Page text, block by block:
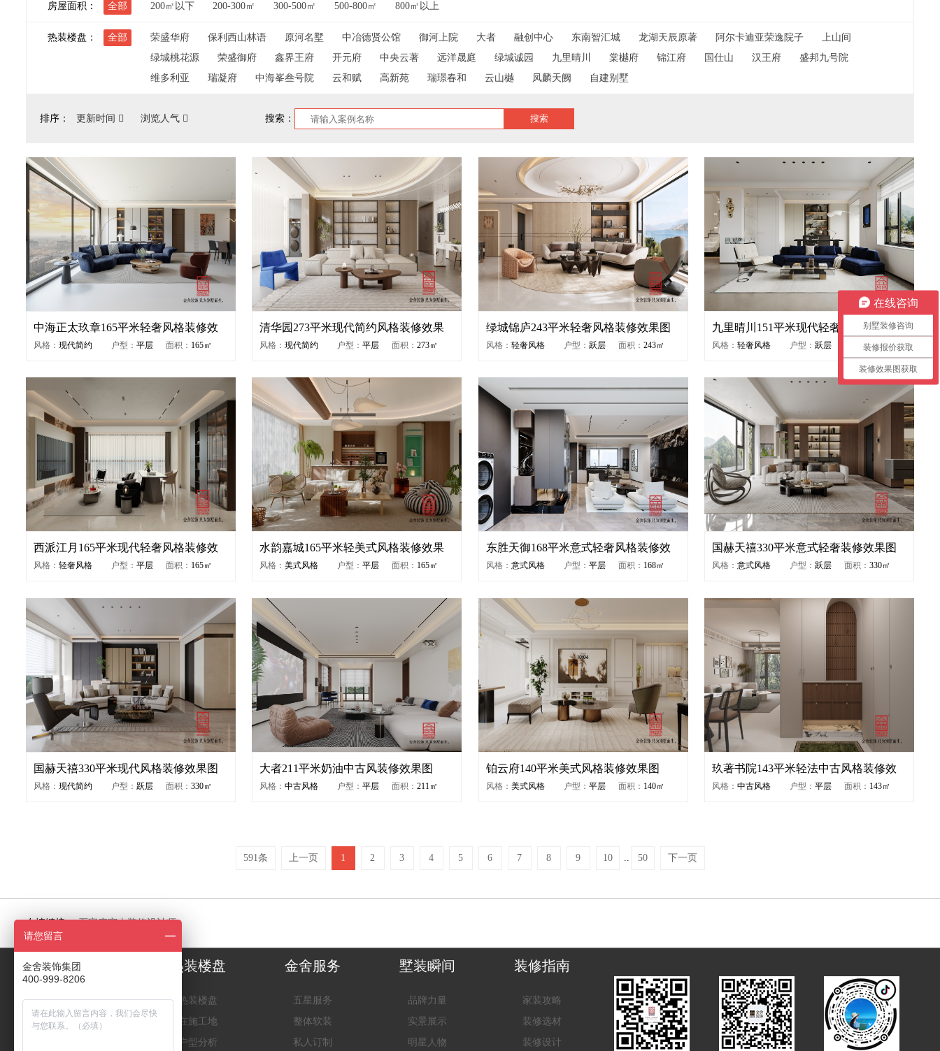
房屋面积： 全部 200㎡以下 200-300㎡ 300-500㎡ 500-800㎡ 800㎡以上
热装楼盘： 全部 荣盛华府 保利西山林语 原河名墅 中冶德贤公馆 御河上院 大者 融创中心 东南智汇城 龙湖天辰原著 阿尔卡迪亚荣逸院子
上山间
绿城桃花源
荣盛御府 鑫界王府 开元府 中央云著 远洋晟庭 绿城诚园 九里晴川 棠樾府 锦江府 国仕山 汉王府
盛邦九号院
维多利亚
瑞凝府 中海峯叁号院 云和赋 高新苑 瑞璟春和 云山樾 凤麟天阙 自建别墅
排序： 更新时间 浏览人气 搜索： 搜索
中海正太玖章165平米轻奢风格装修效
果图
风格： 现代简约 户型：平层 面积： 165㎡
清华园273平米现代简约风格装修效果
图
风格：现代简约 户型：平层 面积：273㎡
绿城锦庐243平米轻奢风格装修效果图
风格： 轻奢风格 户型： 跃层 面积： 243㎡
九里晴川151平米现代轻奢风格装修效
果图
风格： 轻奢风格 户型：跃层 面积：151㎡
西派江月165平米现代轻奢风格装修效
果图
风格： 轻奢风格 户型：平层 面积： 165㎡
水韵嘉城165平米轻美式风格装修效果
图
风格：美式风格 户型：平层 面积： 165㎡
东胜天御168平米意式轻奢风格装修效
果图
风格： 意式风格 户型： 平层 面积： 168㎡
国赫天禧330平米意式轻奢装修效果图
风格： 意式风格 户型：跃层 面积： 330㎡
国赫天禧330平米现代风格装修效果图
风格： 现代简约 户型：跃层 面积：330㎡
大者211平米奶油中古风装修效果图
风格：中古风格 户型：平层 面积：211㎡
铂云府140平米美式风格装修效果图
风格： 美式风格 户型： 平层 面积： 140㎡
玖著书院143平米轻法中古风格装修效
果图
风格： 中古风格 户型：平层 面积： 143㎡
591条 上一页 1 2 3 4 5 6 7 8 9 10 50 下一页
友情链接： 石家庄室内装修设计师
装修案例
实景图
效果图
热装楼盘
热装楼盘
在施工地
户型分析
金舍服务
五星服务
整体软装
私人订制
墅装瞬间
品牌力量
实景展示
明星人物
装修指南
家装攻略
装修选材
装修设计
在线咨询
别墅装修咨询
装修报价获取
装修效果图获取
请您留言
金舍装饰集团
400-999-8206